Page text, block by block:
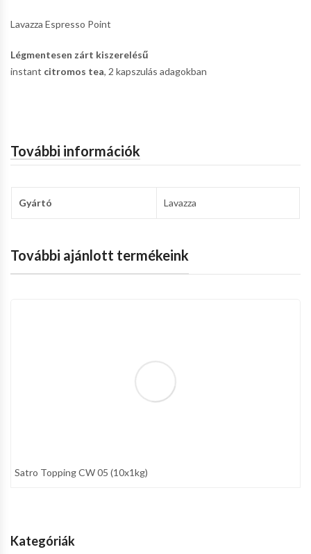
Lavazza Espresso Point
Légmentesen zárt kiszerelésű
instant citromos tea, 2 kapszulás adagokban
További információk
Gyártó Lavazza
További ajánlott termékeink
Satro Topping CW 05 (10x1kg)
Kategóriák